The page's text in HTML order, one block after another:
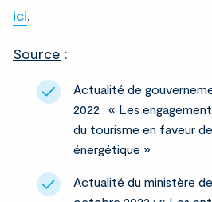
ici.
Source :
Actualité de
2022 : « Les
du tourisme en faveur
énergétique »
Actualité du ministère